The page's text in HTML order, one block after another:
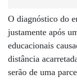
O diagnóstico do
justamente após
educacionais
distância
serão de uma